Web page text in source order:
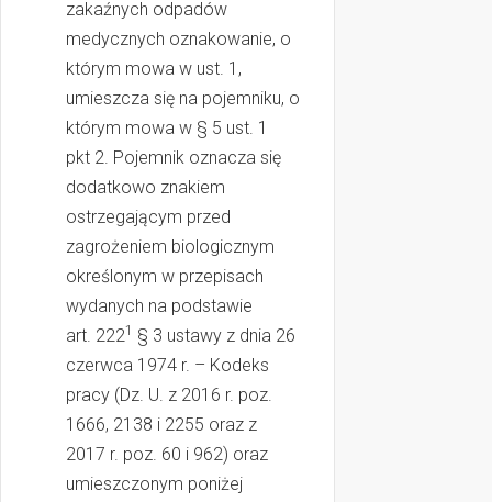
zakaźnych odpadów
medycznych oznakowanie, o
którym mowa w ust. 1,
umieszcza się na pojemniku, o
którym mowa w § 5 ust. 1
pkt 2. Pojemnik oznacza się
dodatkowo znakiem
ostrzegającym przed
zagrożeniem biologicznym
określonym w przepisach
wydanych na podstawie
art. 2221
§ 3 ustawy z dnia 26
czerwca 1974 r. – Kodeks
pracy (Dz. U. z 2016 r. poz.
1666, 2138 i 2255 oraz z
2017 r. poz. 60 i 962) oraz
umieszczonym poniżej